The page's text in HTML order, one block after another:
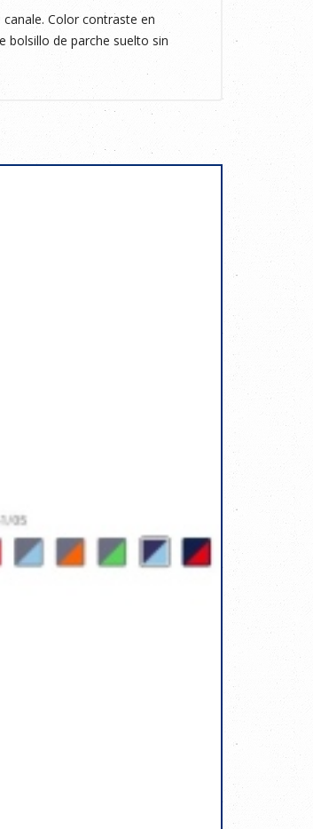
canale. Color contraste en
bolsillo de parche suelto sin